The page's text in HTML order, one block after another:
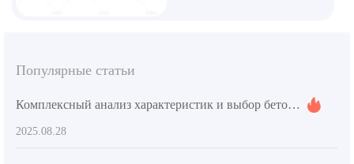
Популярные статьи
Комплексный анализ характеристик и выбор бетономешалок для международных строительных проектов (с рекомендациями по подбору)
2025.08.28